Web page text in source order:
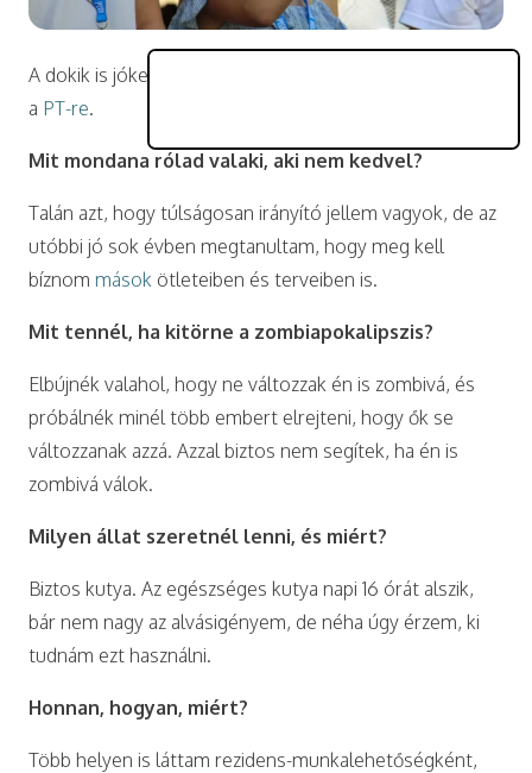
A dokik is jókedvűen táboroznak. Egyikük így bukkant rá
a PT-re.
Mit mondana rólad valaki, aki nem kedvel?
Talán azt, hogy túlságosan irányító jellem vagyok, de az
utóbbi jó sok évben megtanultam, hogy meg kell
bíznom mások ötleteiben és terveiben is.
Mit tennél, ha kitörne a zombiapokalipszis?
Elbújnék valahol, hogy ne változzak én is zombivá, és
próbálnék minél több embert elrejteni, hogy ők se
változzanak azzá. Azzal biztos nem segítek, ha én is
zombivá válok.
Milyen állat szeretnél lenni, és miért?
Biztos kutya. Az egészséges kutya napi 16 órát alszik,
bár nem nagy az alvásigényem, de néha úgy érzem, ki
tudnám ezt használni.
Honnan, hogyan, miért?
Több helyen is láttam rezidens-munkalehetőségként,